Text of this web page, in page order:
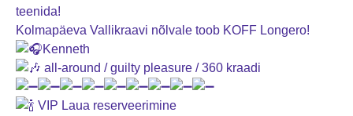
teenida!
Kolmapäeva Vallikraavi nõlvale toob KOFF Longero!
Kenneth
all-around / guilty pleasure / 360 kraadi
VIP Laua reserveerimine